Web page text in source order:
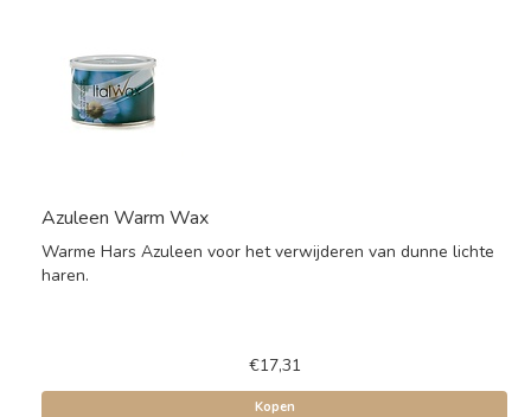
Azuleen Warm Wax
Warme Hars Azuleen voor het verwijderen van dunne lichte
haren.
€17,31
Kopen